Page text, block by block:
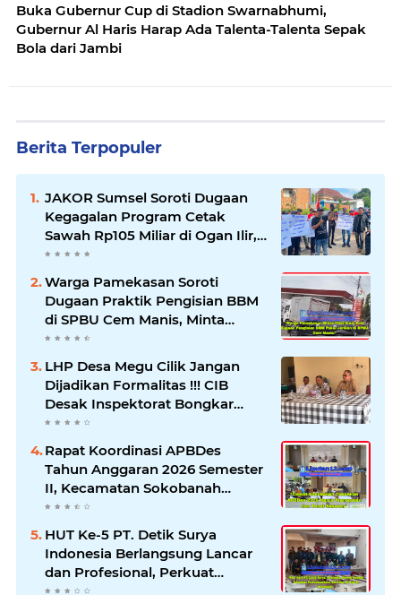
Buka Gubernur Cup di Stadion Swarnabhumi,
Gubernur Al Haris Harap Ada Talenta-Talenta Sepak
Bola dari Jambi
Berita Terpopuler
JAKOR Sumsel Soroti Dugaan
Kegagalan Program Cetak
Sawah Rp105 Miliar di Ogan Ilir,
Desak Kadis Pertanian Mundur
Warga Pamekasan Soroti
Dugaan Praktik Pengisian BBM
di SPBU Cem Manis, Minta
Klarifikasi dan Pengawasan
LHP Desa Megu Cilik Jangan
Dijadikan Formalitas !!! CIB
Desak Inspektorat Bongkar
Seluruh Fakta dan Hentikan
Rapat Koordinasi APBDes
Tahun Anggaran 2026 Semester
II, Kecamatan Sokobanah
Libatkan 12 Desa
HUT Ke-5 PT. Detik Surya
Indonesia Berlangsung Lancar
dan Profesional, Perkuat
Kompetensi Wartawan